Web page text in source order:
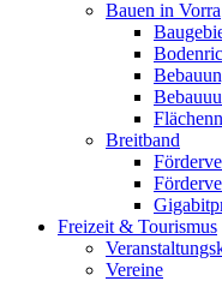
Bauen in Vorra
Breitband
Freizeit & Tourismus
Vereine